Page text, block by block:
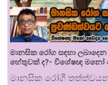
මානසික රෝග සඳහා
හේතුවක් ද?- විශේෂඥ
මානසික රෝගී